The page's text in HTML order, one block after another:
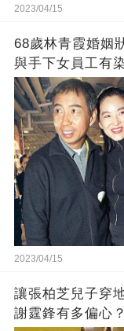
2023/04/15
68歲林青霞婚姻
與手下女員工有
2023/04/15
讓張柏芝兒子穿
謝霆鋒有多偏心？